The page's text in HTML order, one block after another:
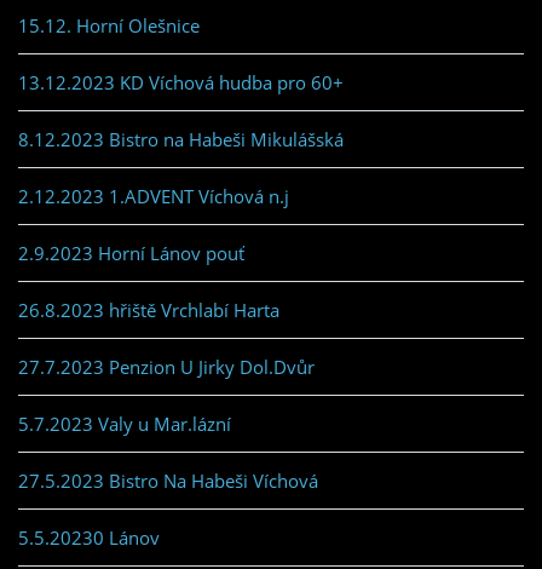
15.12. Horní Olešnice
13.12.2023 KD Víchová hudba pro 60+
8.12.2023 Bistro na Habeši Mikulášská
2.12.2023 1.ADVENT Víchová n.j
2.9.2023 Horní Lánov pouť
26.8.2023 hřiště Vrchlabí Harta
27.7.2023 Penzion U Jirky Dol.Dvůr
5.7.2023 Valy u Mar.lázní
27.5.2023 Bistro Na Habeši Víchová
5.5.20230 Lánov